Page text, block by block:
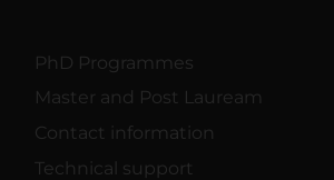
PhD Programmes
Master and Post Lauream
Contact information
Technical support